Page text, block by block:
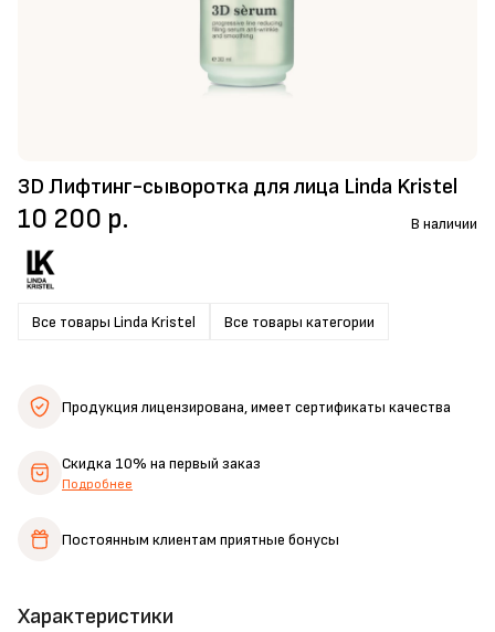
3D Лифтинг-сыворотка для лица Linda Kristel
Все товары Linda Kristel Все товары категории
10 200 р. В наличии
Характеристики
Продукция лицензирована,имеет сертификаты качества
Скидка 10% на первый заказ
Подробнее
Постоянным клиентам приятные бонусы